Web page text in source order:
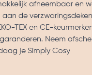
afneembaar en
de
TEX en CE-
Neem
je Simply Cosy